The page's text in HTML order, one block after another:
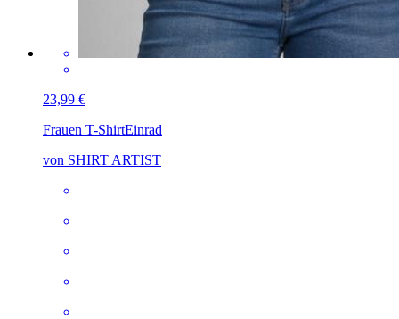
23,99 €
Frauen T-ShirtEinrad
von SHIRT ARTIST